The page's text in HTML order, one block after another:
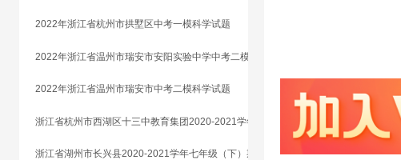
2022年浙江省杭州市拱墅区中考一模科学试题
2022年浙江省温州市瑞安市安阳实验中学中考二模科学试题
2022年浙江省温州市瑞安市中考二模科学试题
浙江省杭州市西湖区十三中教育集团2020-2021学年七年级（上）期末科学试题
浙江省湖州市长兴县2020-2021学年七年级（下）期末科学试题